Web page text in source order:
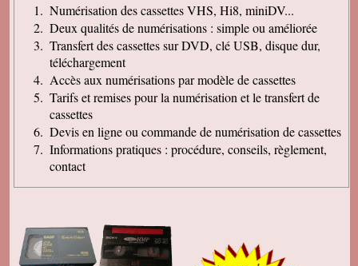
Numérisation des cassettes VHS, Hi8, miniDV...
Deux qualités de numérisations : simple ou améliorée
Transfert des cassettes sur DVD, clé USB, disque dur,
téléchargement
Accès aux numérisations par modèle de cassettes
Tarifs et remises pour la numérisation et le transfert de
cassettes
Devis en ligne ou commande de numérisation de cassettes
Informations pratiques : procédure, conseils, règlement,
contact